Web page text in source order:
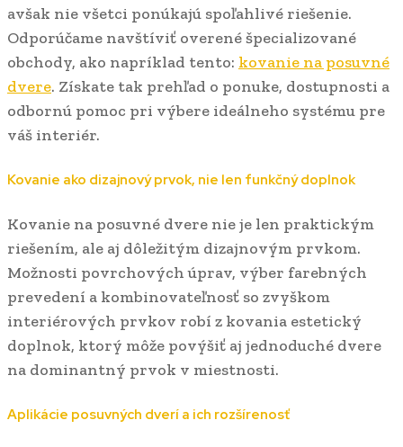
avšak nie všetci ponúkajú spoľahlivé riešenie.
Odporúčame navštíviť overené špecializované
obchody, ako napríklad tento: kovanie na posuvné
dvere. Získate tak prehľad o ponuke, dostupnosti a
odbornú pomoc pri výbere ideálneho systému pre
váš interiér.
Kovanie ako dizajnový prvok, nie len funkčný doplnok
Kovanie na posuvné dvere nie je len praktickým
riešením, ale aj dôležitým dizajnovým prvkom.
Možnosti povrchových úprav, výber farebných
prevedení a kombinovateľnosť so zvyškom
interiérových prvkov robí z kovania estetický
doplnok, ktorý môže povýšiť aj jednoduché dvere
na dominantný prvok v miestnosti.
Aplikácie posuvných dverí a ich rozšírenosť